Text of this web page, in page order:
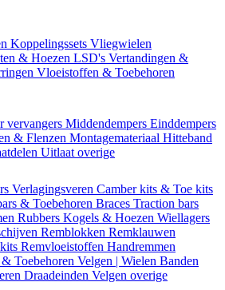
Koppelingssets Vliegwielen
& Hoezen LSD's Vertandingen &
Vloeistoffen & Toebehoren
vervangers Middendempers Einddempers
& Flenzen Montagemateriaal Hitteband
Uitlaat overige
Verlagingsveren Camber kits & Toe kits
& Toebehoren Braces Traction bars
Rubbers Kogels & Hoezen Wiellagers
Remblokken Remklauwen
Remvloeistoffen Handremmen
Toebehoren Velgen | Wielen Banden
Draadeinden Velgen overige